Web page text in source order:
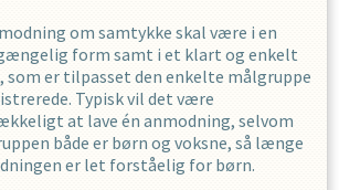
om samtykke skal være i en
form samt i et klart og enkelt
som er tilpasset den enkelte målgruppe
Typisk vil det være
at lave én anmodning, selvom
både er børn og voksne, så længe
er let forståelig for børn.